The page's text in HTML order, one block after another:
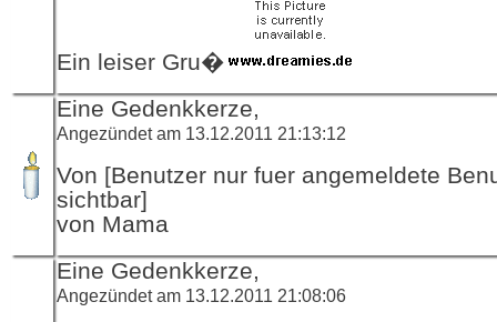
Ein leiser Gru�
Eine Gedenkkerze,
Angezündet am 13.12.2011 21:13:12
Von [Benutzer nur fuer angemeldete
sichtbar]
von Mama
Eine Gedenkkerze,
Angezündet am 13.12.2011 21:08:06